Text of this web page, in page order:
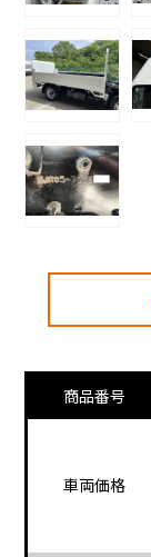
商品番号
車両価格